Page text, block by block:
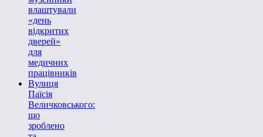
влаштували
«день
відкритих
дверей»
для
медичних
працівників
Вулиця
Паїсія
Величковського:
що
зроблено